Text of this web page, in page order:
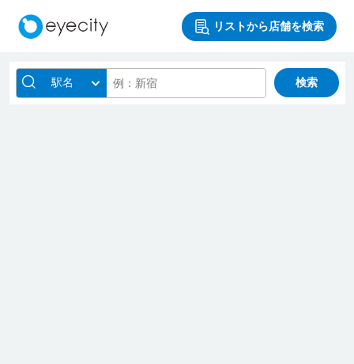
リストから店舗を検索
駅名 検索